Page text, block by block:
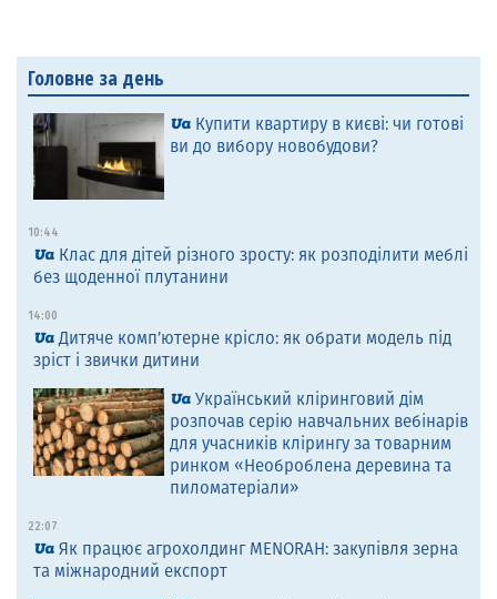
Головне за день
Купити квартиру в києві: чи готові
ви до вибору новобудови?
10:44
Клас для дітей різного зросту: як розподілити меблі
без щоденної плутанини
14:00
Дитяче комп’ютерне крісло: як обрати модель під
зріст і звички дитини
Український кліринговий дім
розпочав серію навчальних вебінарів
для учасників клірингу за товарним
ринком «Необроблена деревина та
пиломатеріали»
22:07
Як працює агрохолдинг MENORAH: закупівля зерна
та міжнародний експорт